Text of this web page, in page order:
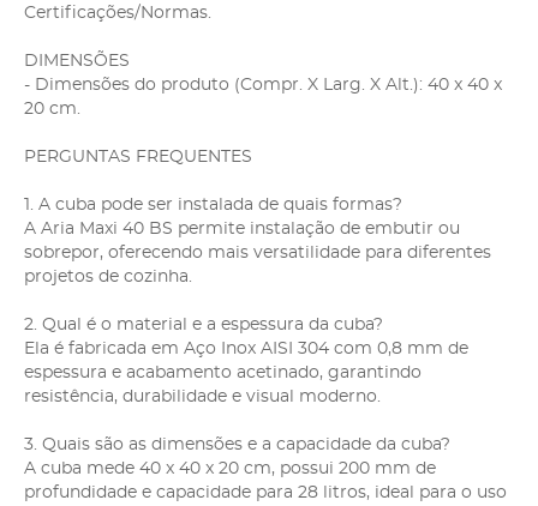
Certificações/Normas.
DIMENSÕES
- Dimensões do produto (Compr. X Larg. X Alt.): 40 x 40 x
20 cm.
PERGUNTAS FREQUENTES
1. A cuba pode ser instalada de quais formas?
A Aria Maxi 40 BS permite instalação de embutir ou
sobrepor, oferecendo mais versatilidade para diferentes
projetos de cozinha.
2. Qual é o material e a espessura da cuba?
Ela é fabricada em Aço Inox AISI 304 com 0,8 mm de
espessura e acabamento acetinado, garantindo
resistência, durabilidade e visual moderno.
3. Quais são as dimensões e a capacidade da cuba?
A cuba mede 40 x 40 x 20 cm, possui 200 mm de
profundidade e capacidade para 28 litros, ideal para o uso